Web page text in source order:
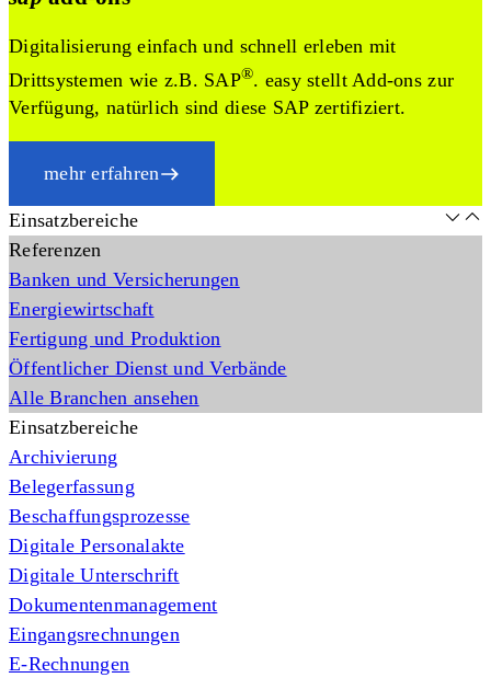
Digitalisierung einfach und schnell erleben mit
Drittsystemen wie z.B. SAP®. easy stellt Add-ons zur
Verfügung, natürlich sind diese SAP zertifiziert.
mehr erfahren
Einsatzbereiche
Referenzen
Banken und Versicherungen
Energiewirtschaft
Fertigung und Produktion
Öffentlicher Dienst und Verbände
Alle Branchen ansehen
Einsatzbereiche
Archivierung
Belegerfassung
Beschaffungsprozesse
Digitale Personalakte
Digitale Unterschrift
Dokumentenmanagement
Eingangsrechnungen
E-Rechnungen